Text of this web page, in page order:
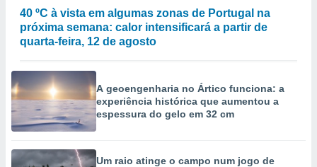
40 ºC à vista em algumas zonas de Portugal na
próxima semana: calor intensificará a partir de
quarta-feira, 12 de agosto
A geoengenharia no Ártico funciona: a
experiência histórica que aumentou a
espessura do gelo em 32 cm
Um raio atinge o campo num jogo de